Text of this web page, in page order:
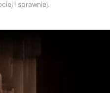
i sprawniej.